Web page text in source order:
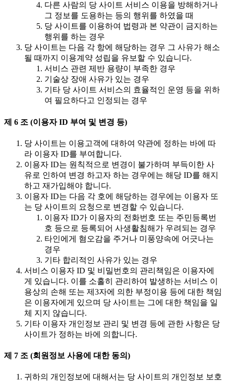
다른 사람의 당 사이트 서비스 이용을 방해하거나
그 정보를 도용하는 등의 행위를 하였을 때
당 사이트를 이용하여 법령과 본 약관이 금지하는
행위를 하는 경우
당 사이트는 다음 각 항에 해당하는 경우 그 사유가 해소
될 때까지 이용계약 성립을 유보할 수 있습니다.
서비스 관련 제반 용량이 부족한 경우
기술상 장애 사유가 있는 경우
기타 당 사이트 서비스의 효율적인 운영 등을 위하
여 필요하다고 인정되는 경우
제 6 조 (이용자 ID 부여 및 변경 등)
당 사이트는 이용고객에 대하여 약관에 정하는 바에 따
라 이용자 ID를 부여합니다.
이용자 ID는 원칙적으로 변경이 불가하며 부득이한 사
유로 인하여 변경 하고자 하는 경우에는 해당 ID를 해지
하고 재가입해야 합니다.
이용자 ID는 다음 각 호에 해당하는 경우에는 이용자 또
는 당 사이트의 요청으로 변경할 수 있습니다.
이용자 ID가 이용자의 전화번호 또는 주민등록번
호 등으로 등록되어 사생활침해가 우려되는 경우
타인에게 혐오감을 주거나 미풍양속에 어긋나는
경우
기타 합리적인 사유가 있는 경우
서비스 이용자 ID 및 비밀번호의 관리책임은 이용자에
게 있습니다. 이를 소홀히 관리하여 발생하는 서비스 이
용상의 손해 또는 제3자에 의한 부정이용 등에 대한 책임
은 이용자에게 있으며 당 사이트는 그에 대한 책임을 일
체 지지 않습니다.
기타 이용자 개인정보 관리 및 변경 등에 관한 사항은 당
사이트가 정하는 바에 의합니다.
제 7 조 (회원정보 사용에 대한 동의)
귀하의 개인정보에 대해서는 당 사이트의 개인정보 보호